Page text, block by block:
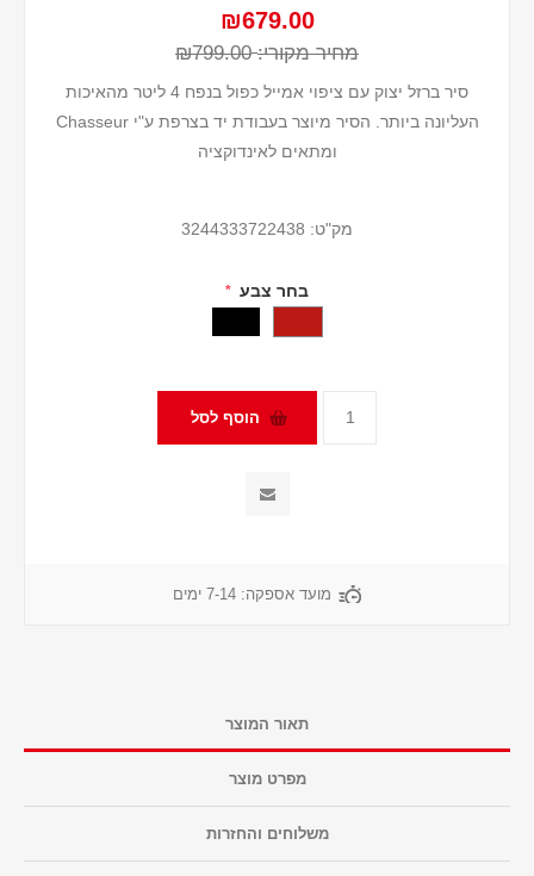
₪679.00
מחיר מקורי: ₪799.00
סיר ברזל יצוק עם ציפוי אמייל כפול בנפח 4 ליטר מהאיכות
העליונה ביותר. הסיר מיוצר בעבודת יד בצרפת ע"י Chasseur
ומתאים לאינדוקציה
מק"ט: 3244333722438
בחר צבע *
מועד אספקה: 7-14 ימים
תאור המוצר
מפרט מוצר
משלוחים והחזרות